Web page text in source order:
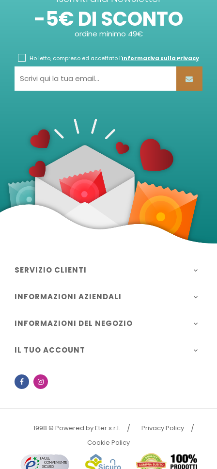
-5€ DI SCONTO
ordine minimo 49€
Ho letto, compreso ed accettato l'Informativa sulla Privacy
SERVIZIO CLIENTI 
INFORMAZIONI AZIENDALI 
INFORMAZIONI DEL NEGOZIO 
IL TUO ACCOUNT 
Facebook
1998 © Powered by Eter s.r.l.
Privacy Policy
Cookie Policy